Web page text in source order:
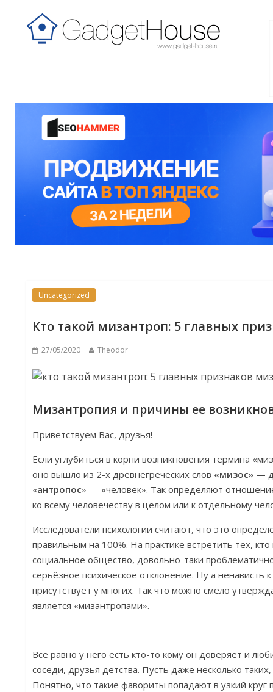
Uncategorized
Кто такой мизантроп: 5 главных
27/05/2020 Theodor
Мизантропия и причины ее
Приветствуем Вас, друзья!
Если углубиться в корни возникновения термина
оно вышло из 2-х древнегреческих слов «мизос» —
«антропос» — «человек». Так определяют
ко всему человечеству в целом или к отдельному
Исследователи психологии считают, что это
правильным на 100%. На практике встретить тех,
социальное общество, довольно-таки
серьёзное психическое отклонение. Ну а ненависть
присутствует у многих. Так что можно смело
является «мизантропами».
Всё равно у него есть кто-то кому он доверяет и
соседи, друзья детства. Пусть даже несколько
Понятно, что такие фавориты попадают в узкий